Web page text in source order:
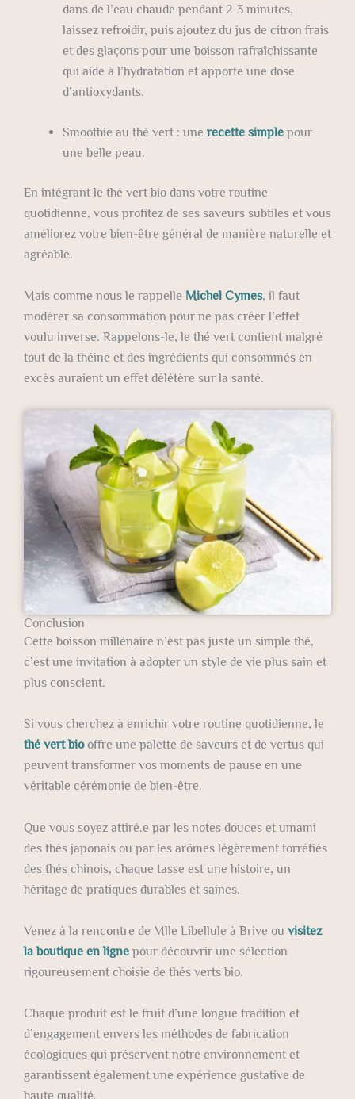
dans de l’eau chaude pendant 2-3 minutes,
laissez refroidir, puis ajoutez du jus de citron frais
et des glaçons pour une boisson rafraîchissante
qui aide à l’hydratation et apporte une dose
d’antioxydants.
Smoothie au thé vert : une recette simple pour
une belle peau.
En intégrant le thé vert bio dans votre routine
quotidienne, vous profitez de ses saveurs subtiles et vous
améliorez votre bien-être général de manière naturelle et
agréable.
Mais comme nous le rappelle Michel Cymes, il faut
modérer sa consommation pour ne pas créer l’effet
voulu inverse. Rappelons-le, le thé vert contient malgré
tout de la théine et des ingrédients qui consommés en
excès auraient un effet délétère sur la santé.
Conclusion
Cette boisson millénaire n’est pas juste un simple thé,
c’est une invitation à adopter un style de vie plus sain et
plus conscient.
Si vous cherchez à enrichir votre routine quotidienne, le
thé vert biooffre une palette de saveurs et de vertus qui
peuvent transformer vos moments de pause en une
véritable cérémonie de bien-être.
Que vous soyez attiré.e par les notes douces et umami
des thés japonais ou par les arômes légèrement torréfiés
des thés chinois, chaque tasse est une histoire, un
héritage de pratiques durables et saines.
Venez à la rencontre de Mlle Libellule à Brive ou visitez
la boutique en ligne pour découvrir une sélection
rigoureusement choisie de thés verts bio.
Chaque produit est le fruit d’une longue tradition et
d’engagement envers les méthodes de fabrication
écologiques qui préservent notre environnement et
garantissent également une expérience gustative de
haute qualité.